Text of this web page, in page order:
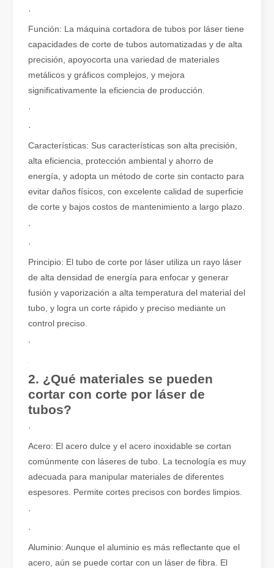
¿Qué es el corte por láser de tubos?
El corte por láser de tubos es una tecnología clave en la
El corte de metal por láser es un método de precisión que se
El corte por láser de láminas de metal es un método de corte muy utilizado.
El corte por láser de láminas de metal es un método de corte
·
Función: La máquina cortadora de tubos por láser tiene
capacidades de corte de tubos automatizadas y de alta
precisión, apoyocorta una variedad de materiales
metálicos y gráficos complejos, y mejora
significativamente la eficiencia de producción.
·
·
Características: Sus características son alta precisión,
alta eficiencia, protección ambiental y ahorro de
energía, y adopta un método de corte sin contacto para
evitar daños físicos, con excelente calidad de superficie
de corte y bajos costos de mantenimiento a largo plazo.
·
·
Principio: El tubo de corte por láser utiliza un rayo láser
de alta densidad de energía para enfocar y generar
fusión y vaporización a alta temperatura del material del
tubo, y logra un corte rápido y preciso mediante un
control preciso.
·
2. ¿Qué materiales se pueden
cortar con corte por láser de
tubos?
·
Acero: El acero dulce y el acero inoxidable se cortan
comúnmente con láseres de tubo. La tecnología es muy
adecuada para manipular materiales de diferentes
espesores. Permite cortes precisos con bordes limpios.
·
·
Aluminio: Aunque el aluminio es más reflectante que el
acero, aún se puede cortar con un láser de fibra. El